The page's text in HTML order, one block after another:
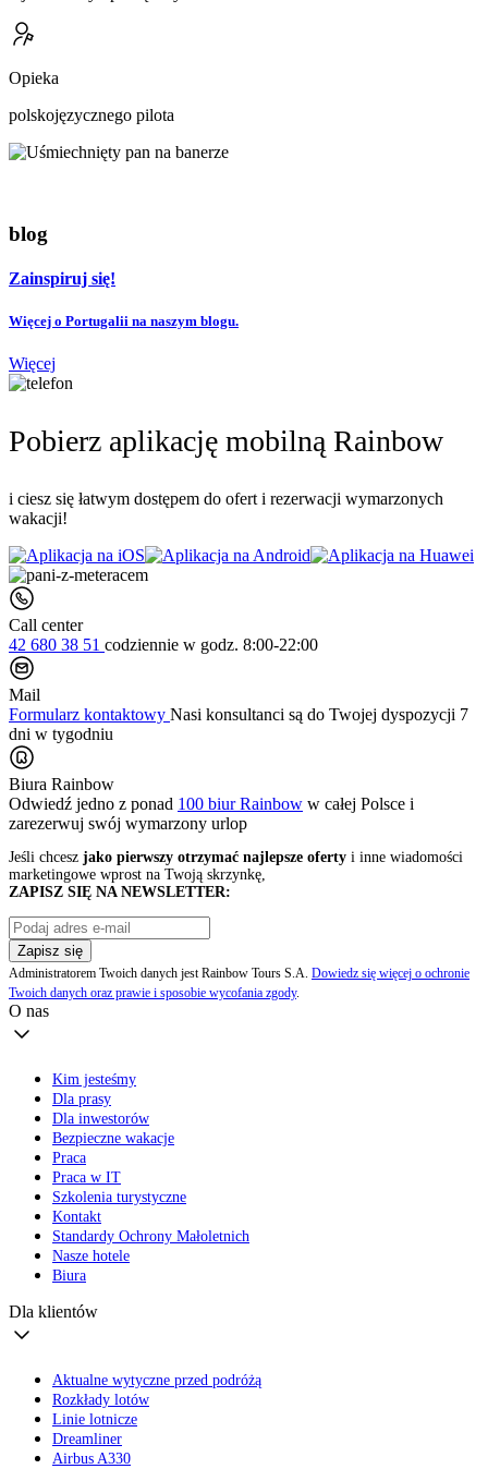
Opieka
polskojęzycznego pilota
blog
Zainspiruj się!
Więcej o Portugalii na naszym blogu.
Więcej
Pobierz aplikację mobilną Rainbow
i ciesz się łatwym dostępem do ofert i rezerwacji wymarzonych
wakacji!
Call center
42 680 38 51 codziennie w godz. 8:00-22:00
Mail
Formularz kontaktowy Nasi konsultanci są do Twojej dyspozycji 7
dni w tygodniu
Biura Rainbow
Odwiedź jedno z ponad 100 biur Rainbow w całej Polsce i
zarezerwuj swój wymarzony urlop
Jeśli chcesz jako pierwszy otrzymać najlepsze oferty i inne wiadomości
marketingowe wprost na Twoją skrzynkę,
ZAPISZ SIĘ NA NEWSLETTER:
Zapisz się
Administratorem Twoich danych jest Rainbow Tours S.A. Dowiedz się więcej o ochronie
Twoich danych oraz prawie i sposobie wycofania zgody.
O nas
Kim jesteśmy
Dla prasy
Dla inwestorów
Bezpieczne wakacje
Praca
Praca w IT
Szkolenia turystyczne
Kontakt
Standardy Ochrony Małoletnich
Nasze hotele
Biura
Dla klientów
Aktualne wytyczne przed podróżą
Rozkłady lotów
Linie lotnicze
Dreamliner
Airbus A330